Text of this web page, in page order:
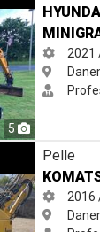
5
2021
Pelle
2016